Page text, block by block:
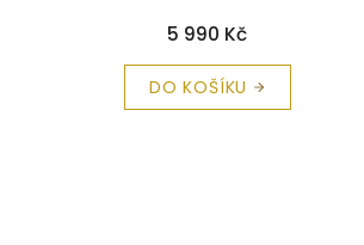
5 990 Kč
DO KOŠÍKU